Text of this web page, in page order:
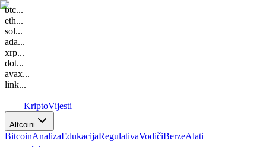
btc...
eth...
sol...
ada...
xrp...
dot...
avax...
link...
KriptoVijesti
Altcoini
BitcoinAnalizaEdukacijaRegulativaVodičiBerzeAlati